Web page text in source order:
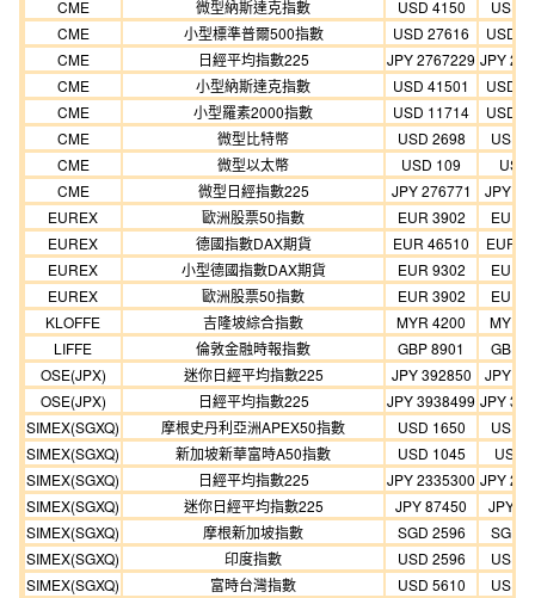
CME
微型納斯達克指數 USD 4150
USD
CME
小型標準普爾500指數 USD 27616
USD
CME
日經平均指數225 JPY 2767229 JPY
CME
小型納斯達克指數 USD 41501
USD
CME
小型羅素2000指數 USD 11714
USD
CME
微型比特幣 USD 2698
USD
CME
微型以太幣 USD 109
USD
CME
微型日經指數225 JPY 276771
JPY
EUREX
歐洲股票50指數 EUR 3902
EUR
EUREX
德國指數DAX期貨 EUR 46510
EUR
EUREX
小型德國指數DAX期貨 EUR 9302
EUR
EUREX
歐洲股票50指數 EUR 3902
EUR
KLOFFE
吉隆坡綜合指數 MYR 4200
MYR
LIFFE
倫敦金融時報指數 GBP 8901
GBP
OSE(JPX)
迷你日經平均指數225 JPY 392850
JPY
OSE(JPX)
日經平均指數225 JPY 3938499 JPY
SIMEX(SGXQ)
摩根史丹利亞洲APEX50指數 USD 1650
USD
SIMEX(SGXQ)
新加坡新華富時A50指數 USD 1045
USD
SIMEX(SGXQ)
日經平均指數225 JPY 2335300 JPY
SIMEX(SGXQ)
迷你日經平均指數225 JPY 87450
JPY
SIMEX(SGXQ)
摩根新加坡指數 SGD 2596
SGD
SIMEX(SGXQ)
印度指數 USD 2596
USD
SIMEX(SGXQ)
富時台灣指數 USD 5610 USD